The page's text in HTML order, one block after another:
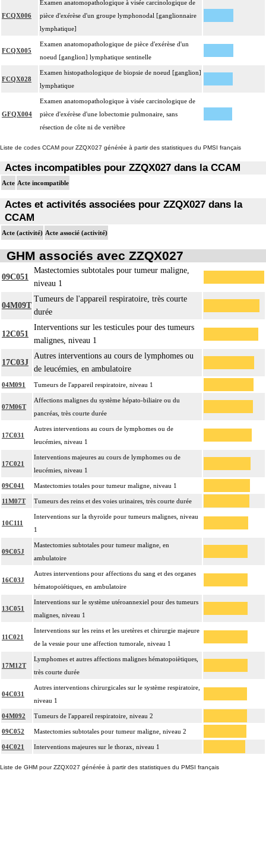
FCQX006
Examen anatomopathologique à visée carcinologique de
pièce d'exérèse d'un groupe lymphonodal [ganglionnaire
lymphatique]
FCQX005
Examen anatomopathologique de pièce d'exérèse d'un
noeud [ganglion] lymphatique sentinelle
FCQX028
Examen histopathologique de biopsie de noeud [ganglion]
lymphatique
GFQX004
Examen anatomopathologique à visée carcinologique de
pièce d'exérèse d'une lobectomie pulmonaire, sans
résection de côte ni de vertèbre
Liste de codes CCAM pour ZZQX027 générée à partir des statistiques du PMSI français
Actes incompatibles pour ZZQX027 dans la CCAM
Acte Acte incompatible
Actes et activités associées pour ZZQX027 dans la
CCAM
Acte (activité) Acte associé (activité)
GHM associés avec ZZQX027
09C051
Mastectomies subtotales pour tumeur maligne,
niveau 1
04M09T
Tumeurs de l'appareil respiratoire, très courte
durée
12C051
Interventions sur les testicules pour des tumeurs
malignes, niveau 1
17C03J
Autres interventions au cours de lymphomes ou
de leucémies, en ambulatoire
04M091 Tumeurs de l'appareil respiratoire, niveau 1
07M06T
Affections malignes du système hépato-biliaire ou du
pancréas, très courte durée
17C031
Autres interventions au cours de lymphomes ou de
leucémies, niveau 1
17C021
Interventions majeures au cours de lymphomes ou de
leucémies, niveau 1
09C041 Mastectomies totales pour tumeur maligne, niveau 1
11M07T Tumeurs des reins et des voies urinaires, très courte durée
10C111
Interventions sur la thyroïde pour tumeurs malignes, niveau
1
09C05J
Mastectomies subtotales pour tumeur maligne, en
ambulatoire
16C03J
Autres interventions pour affections du sang et des organes
hématopoïétiques, en ambulatoire
13C051
Interventions sur le système utéroannexiel pour des tumeurs
malignes, niveau 1
11C021
Interventions sur les reins et les uretères et chirurgie majeure
de la vessie pour une affection tumorale, niveau 1
17M12T
Lymphomes et autres affections malignes hématopoiètiques,
très courte durée
04C031
Autres interventions chirurgicales sur le système respiratoire,
niveau 1
04M092 Tumeurs de l'appareil respiratoire, niveau 2
09C052 Mastectomies subtotales pour tumeur maligne, niveau 2
04C021 Interventions majeures sur le thorax, niveau 1
Liste de GHM pour ZZQX027 générée à partir des statistiques du PMSI français